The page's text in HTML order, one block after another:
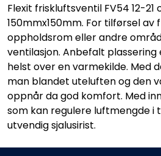
Flexit friskluftsventil FV54 12-21
150mmx150mm. For tilførsel av
oppholdsrom eller andre
ventilasjon. Anbefalt
helst over en varmekilde. Med
man blandet uteluften og den
oppnår da god komfort. Med
som kan regulere luftmengde i
utvendig sjalusirist.